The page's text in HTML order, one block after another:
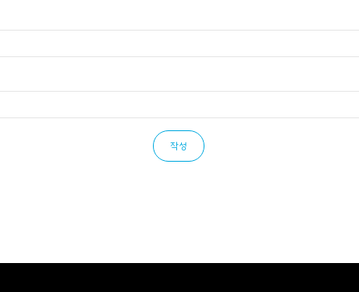
용 및 이행 등 거래에 관한 기록
항 제1호에 따라 정보주체의 동의를 얻어 필요 최소한의 범위로만 개인정보를
작성